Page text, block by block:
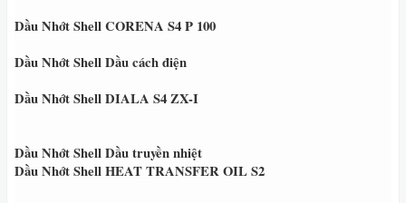
Dầu Nhớt Shell CORENA S4 P 100
Dầu Nhớt Shell Dầu cách điện
Dầu Nhớt Shell DIALA S4 ZX-I
Dầu Nhớt Shell Dầu truyền nhiệt
Dầu Nhớt Shell HEAT TRANSFER OIL S2